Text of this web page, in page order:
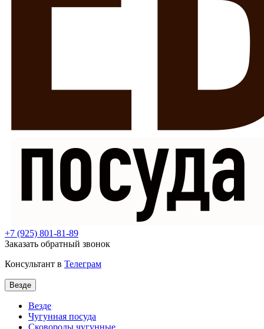
+7 (925) 801-81-89
Заказать обратный звонок
Консультант в Телеграм
Везде
Везде
Чугунная посуда